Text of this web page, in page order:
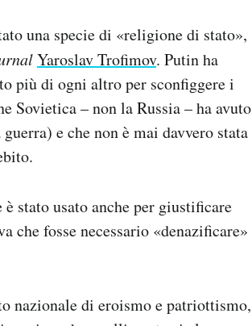
una specie di «religione di stato»,
Yaroslav Trofimov. Putin ha
più di ogni altro per sconfiggere i
Sovietica – non la Russia – ha avuto
e che non è mai davvero stata
stato usato anche per giustificare
che fosse necessario «denazificare»
nazionale di eroismo e patriottismo,